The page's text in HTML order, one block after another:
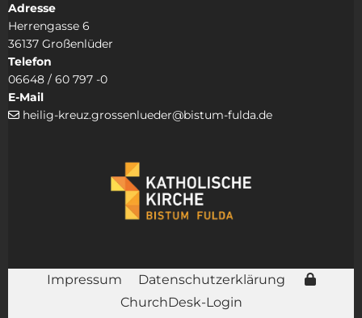
Adresse
Herrengasse 6
36137 Großenlüder
Telefon
06648 / 60 797 -0
E-Mail
 heilig-kreuz.grossenlueder@bistum-fulda.de
Impressum
Datenschutzerklärung
ChurchDesk-Login